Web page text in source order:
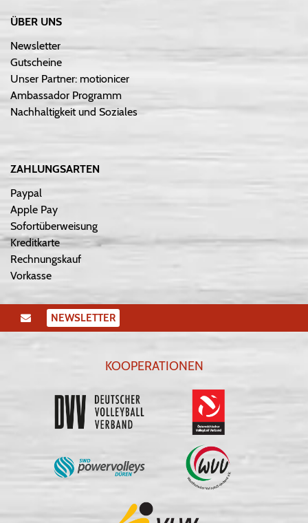
ÜBER UNS
Newsletter
Gutscheine
Unser Partner: motionicer
Ambassador Programm
Nachhaltigkeit und Soziales
ZAHLUNGSARTEN
Paypal
Apple Pay
Sofortüberweisung
Kreditkarte
Rechnungskauf
Vorkasse
NEWSLETTER
KOOPERATIONEN